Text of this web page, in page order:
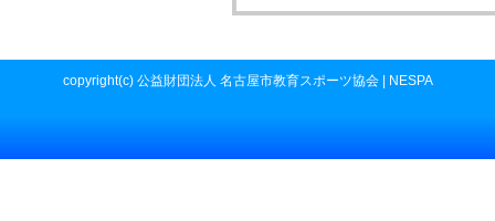
copyright(c) 公益財団法人 名古屋市教育スポーツ協会 | NESPA